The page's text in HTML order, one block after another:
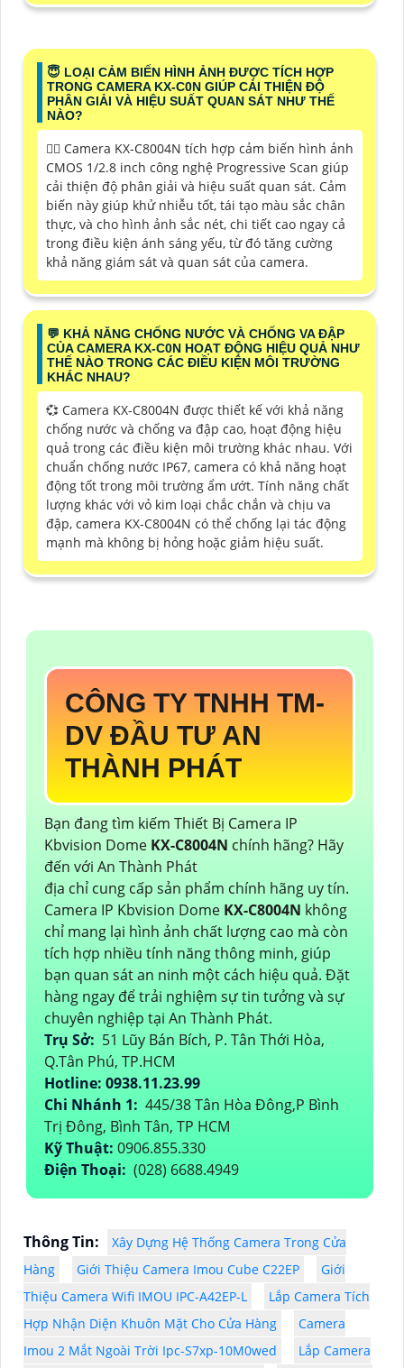
😇 LOẠI CẢM BIẾN HÌNH ẢNH ĐƯỢC TÍCH HỢP
TRONG CAMERA KX-C0N GIÚP CẢI THIỆN ĐỘ
PHÂN GIẢI VÀ HIỆU SUẤT QUAN SÁT NHƯ THẾ
NÀO?
❤️‍💋‍ Camera KX-C8004N tích hợp cảm biến hình ảnh
CMOS 1/2.8 inch công nghệ Progressive Scan giúp
cải thiện độ phân giải và hiệu suất quan sát. Cảm
biến này giúp khử nhiễu tốt, tái tạo màu sắc chân
thực, và cho hình ảnh sắc nét, chi tiết cao ngay cả
trong điều kiện ánh sáng yếu, từ đó tăng cường
khả năng giám sát và quan sát của camera.
️💬 KHẢ NĂNG CHỐNG NƯỚC VÀ CHỐNG VA ĐẬP
CỦA CAMERA KX-C0N HOẠT ĐỘNG HIỆU QUẢ NHƯ
THẾ NÀO TRONG CÁC ĐIỀU KIỆN MÔI TRƯỜNG
KHÁC NHAU?
💞 Camera KX-C8004N được thiết kế với khả năng
chống nước và chống va đập cao, hoạt động hiệu
quả trong các điều kiện môi trường khác nhau. Với
chuẩn chống nước IP67, camera có khả năng hoạt
động tốt trong môi trường ẩm ướt. Tính năng chất
lượng khác với vỏ kim loại chắc chắn và chịu va
đập, camera KX-C8004N có thể chống lại tác động
mạnh mà không bị hỏng hoặc giảm hiệu suất.
CÔNG TY TNHH TM-
DV ĐẦU TƯ AN
THÀNH PHÁT
Bạn đang tìm kiếm Thiết Bị Camera IP
Kbvision Dome KX-C8004N chính hãng? Hãy
đến với An Thành Phát
địa chỉ cung cấp sản phẩm chính hãng uy tín.
Camera IP Kbvision Dome KX-C8004N không
chỉ mang lại hình ảnh chất lượng cao mà còn
tích hợp nhiều tính năng thông minh, giúp
bạn quan sát an ninh một cách hiệu quả. Đặt
hàng ngay để trải nghiệm sự tin tưởng và sự
chuyên nghiệp tại An Thành Phát.
Trụ Sở: 51 Lũy Bán Bích, P. Tân Thới Hòa,
Q.Tân Phú, TP.HCM
Hotline: 0938.11.23.99
Chi Nhánh 1: 445/38 Tân Hòa Đông,P Bình
Trị Đông, Bình Tân, TP HCM
Kỹ Thuật: 0906.855.330
Điện Thoại: (028) 6688.4949
Thông Tin:
Xây Dựng Hệ Thống Camera Trong Cửa
Hàng
Giới Thiệu Camera Imou Cube C22EP
Giới
Thiệu Camera Wifi IMOU IPC-A42EP-L
Lắp Camera Tích
Hợp Nhận Diện Khuôn Mặt Cho Cửa Hàng
Camera
Imou 2 Mắt Ngoài Trời Ipc-S7xp-10M0wed
Lắp Camera